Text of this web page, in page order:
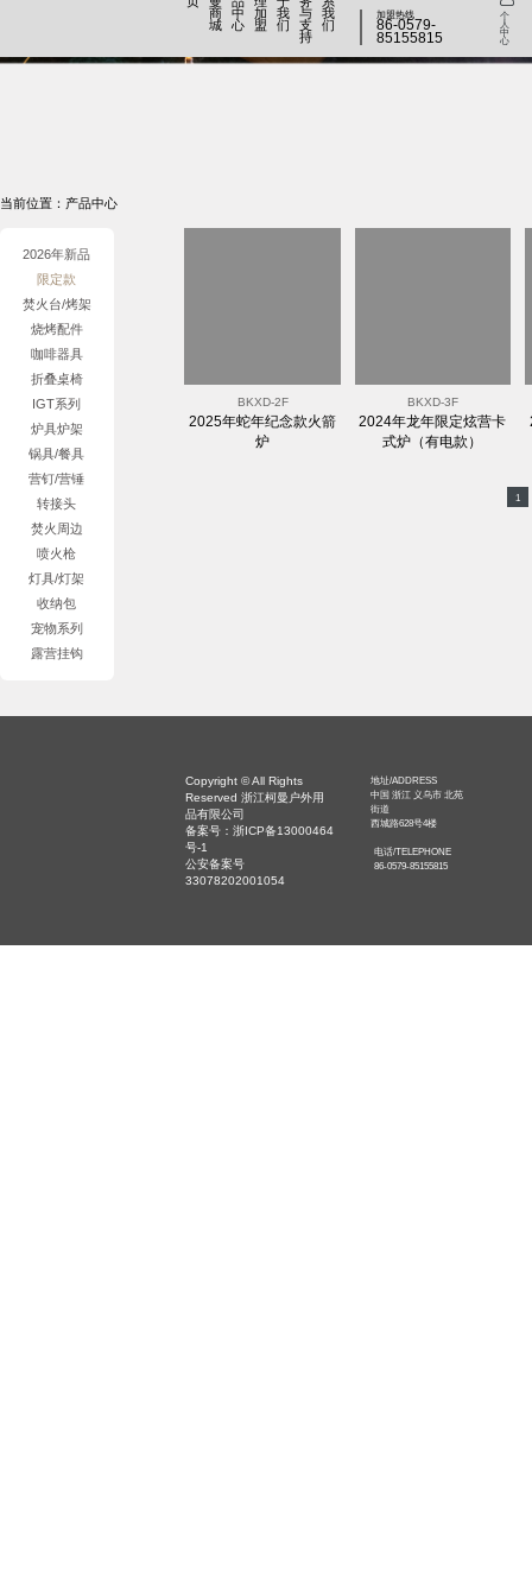
商
城
中
心
加
盟
我
们
与
支
持
我
们
加盟热线
86-0579-
85155815
个
人
中
心
当前位置：产品中心
2026年新品
限定款
焚火台/烤架
烧烤配件
咖啡器具
折叠桌椅
IGT系列
炉具炉架
锅具/餐具
营钉/营锤
转接头
焚火周边
喷火枪
灯具/灯架
收纳包
宠物系列
露营挂钩
BKXD-2F
2025年蛇年纪念款火箭
炉
BKXD-3F
2024年龙年限定炫营卡
式炉（有电款）
1
Copyright © All Rights
Reserved 浙江柯曼户外用
品有限公司
备案号：浙ICP备13000464
号-1
公安备案号
33078202001054
地址/ADDRESS
中国 浙江 义乌市 北苑
街道
西城路628号4楼
电话/TELEPHONE
86-0579-85155815